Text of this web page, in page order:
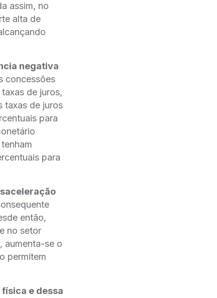
assim, no
alta de
negativa
concessões
de juros,
taxas de juros
para
para
então,
no setor
aumenta-se o
permitem
e dessa